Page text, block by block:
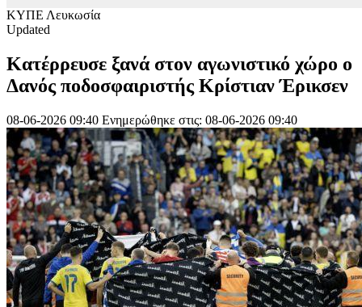
ΚΥΠΕ Λευκωσία
Updated
Κατέρρευσε ξανά στον αγωνιστικό χώρο ο
Δανός ποδοσφαιριστής Κρίστιαν Έρικσεν
08-06-2026 09:40 Ενημερώθηκε στις: 08-06-2026 09:40